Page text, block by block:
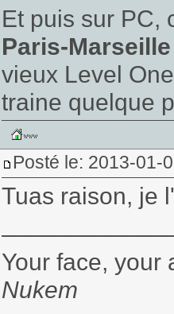
Et puis sur PC,
Paris-
vieux Level
traine quelque
Posté le: 2013-01-
Tuas raison, je
Your face,
Nukem